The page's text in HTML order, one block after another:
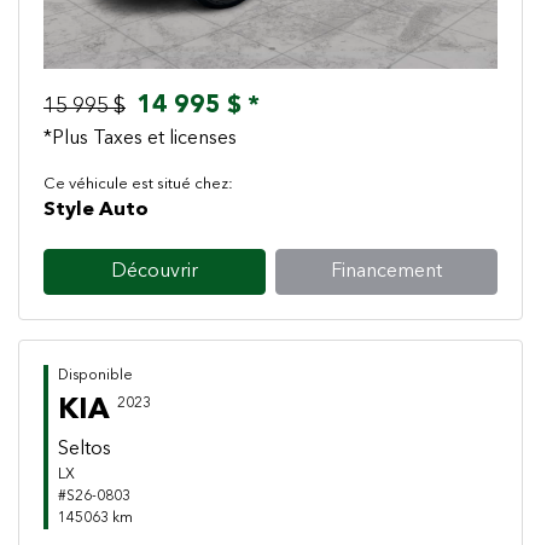
15 995 $ 14 995 $ *
*Plus Taxes et licenses
Ce véhicule est situé chez:
Style Auto
Découvrir Financement
Disponible
KIA 2023
Seltos
LX
#S26-0803
145063 km